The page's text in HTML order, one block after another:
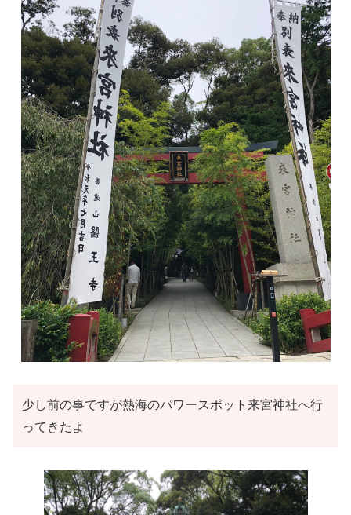
少し前の事ですが熱海のパワースポット来宮神社へ行
ってきたよ